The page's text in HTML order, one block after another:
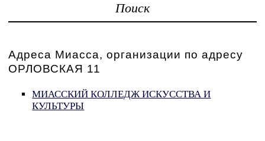
Поиск
Адреса Миасса, организации по адресу
ОРЛОВСКАЯ 11
МИАССКИЙ КОЛЛЕДЖ ИСКУССТВА И
КУЛЬТУРЫ